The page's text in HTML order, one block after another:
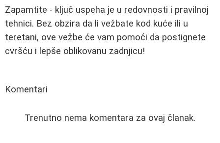
Zapamtite - ključ uspeha je u redovnosti i pravilnoj
tehnici. Bez obzira da li vežbate kod kuće ili u
teretani, ove vežbe će vam pomoći da postignete
cvršću i lepše oblikovanu zadnjicu!
Komentari
Trenutno nema komentara za ovaj članak.